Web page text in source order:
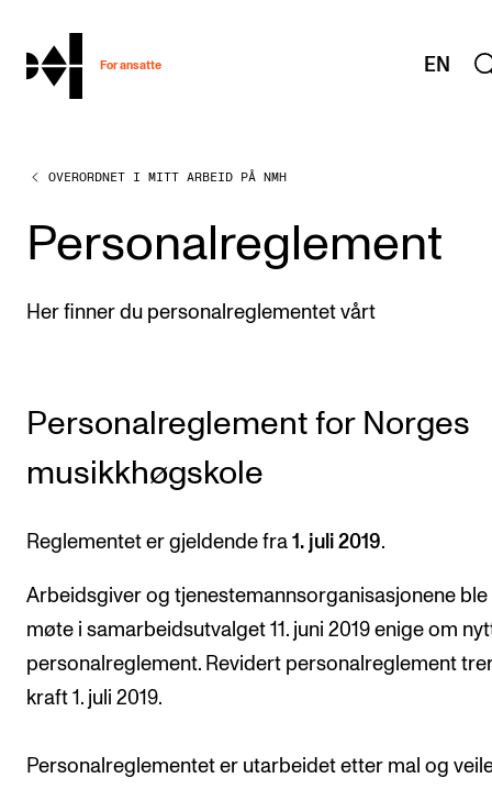
hjem
For ansatte EN
MITT ARBEIDSFORHOLD
Arbeidstid og lønn
Reiser og utveksling
Kompetanse og velferd
Nyansatt på NMH
Refusjon av utlegg
VERKTØY OG HJELP
Canvas
Innkjøp og økonomi
Kommunikasjon
Alle hjelpesider
OVERORDNET I MITT ARBEID PÅ NMH
Personalreglement
Her finner du personalreglementet vårt
Personalreglement for Norges
musikkhøgskole
Reglementet er gjeldende fra 1. juli 2019.
Arbeidsgiver og tjenestemannsorganisasjonene ble
møte i samarbeidsutvalget 11. juni 2019 enige om
personalreglement. Revidert personalreglement
kraft 1. juli 2019.
Personalreglementet er utarbeidet etter mal og